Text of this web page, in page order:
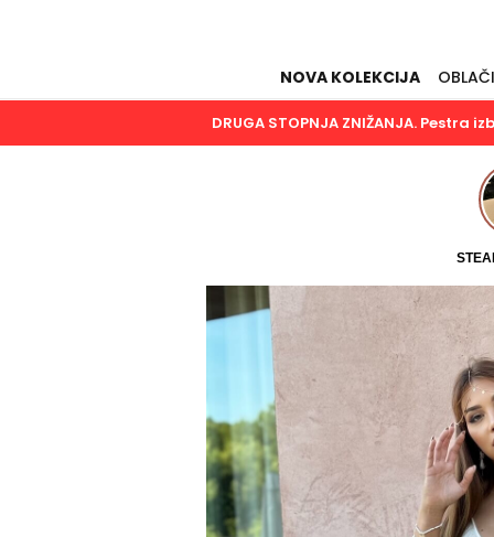
NOVA KOLEKCIJA
DRUGA STOPNJA ZNIŽANJA. Pestra